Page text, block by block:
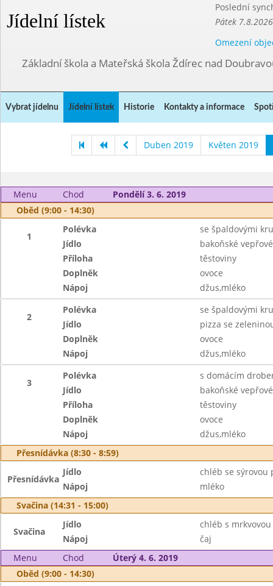
Jídelní lístek
Poslední
Pátek
Omezení
Základní škola a Mateřská škola Ždírec nad
Vybrat jídelnu Jídelní lístek Historie Kontakty a informace
Duben 2019 Květen 2019
Menu Chod
Pondělí 3. 6. 2019
Oběd (9:00 - 14:30)
1
Polévka
se špaldovými
Jídlo
bakoňské
Příloha
těstoviny
Doplněk
ovoce
Nápoj
džus,mléko
2
Polévka
se špaldovými
Jídlo
pizza se
Doplněk
ovoce
Nápoj
džus,mléko
3
Polévka
s domácím
Jídlo
bakoňské
Příloha
těstoviny
Doplněk
ovoce
Nápoj
džus,mléko
Přesnídávka (8:30 - 8:59)
Přesnídávka
Jídlo
chléb se sýrovou
Nápoj
mléko
Svačina (14:31 - 15:00)
Svačina
Jídlo
chléb s
Nápoj
čaj
Menu
Chod
Úterý 4. 6. 2019
Oběd (9:00 - 14:30)